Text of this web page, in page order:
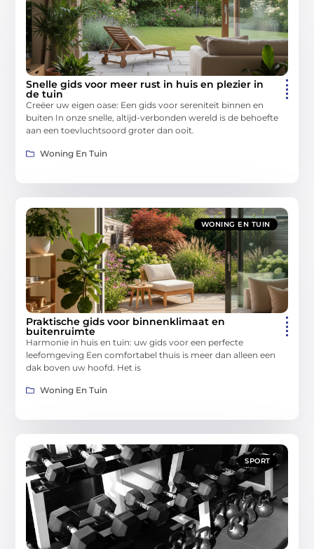
Snelle gids voor meer rust in huis en plezier in
de tuin
Creëer uw eigen oase: Een gids voor sereniteit binnen en
buiten In onze snelle, altijd-verbonden wereld is de behoefte
aan een toevluchtsoord groter dan ooit.
Woning En Tuin
WONING EN TUIN
Praktische gids voor binnenklimaat en
buitenruimte
Harmonie in huis en tuin: uw gids voor een perfecte
leefomgeving Een comfortabel thuis is meer dan alleen een
dak boven uw hoofd. Het is
Woning En Tuin
SPORT